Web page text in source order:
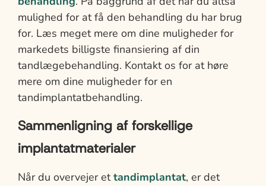
mulighed for at få den behandling du har brug
for. Læs meget mere om dine muligheder for
markedets billigste finansiering af din
tandlægebehandling. Kontakt os for at høre
mere om dine muligheder for en
tandimplantatbehandling.
Sammenligning af forskellige
implantatmaterialer
Når du overvejer ettandimplantat, er det